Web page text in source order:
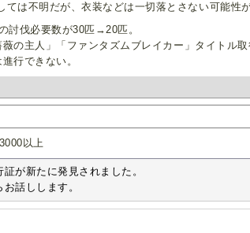
ては不明だが、衣装などは一切落とさない可能性
討伐必要数が30匹→20匹。
の主人」「ファンタズムブレイカー」タイトル
行できない。
以上
が新たに発見されました。
話しします。